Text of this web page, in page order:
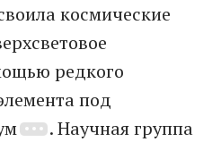
космические
редкого
под
. Научная группа